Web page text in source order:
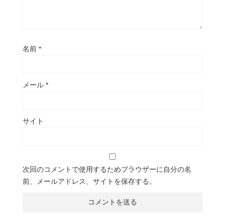
名前 *
メール *
サイト
次回のコメントで使用するためブラウザーに自分の名
前、メールアドレス、サイトを保存する。